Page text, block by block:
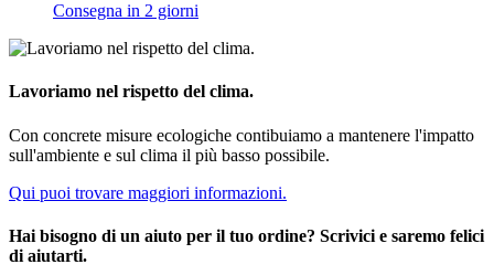
Consegna in 2 giorni
Lavoriamo nel rispetto del clima.
Con concrete misure ecologiche contibuiamo a mantenere l'impatto
sull'ambiente e sul clima il più basso possibile.
Qui puoi trovare maggiori informazioni.
Hai bisogno di un aiuto per il tuo ordine? Scrivici e saremo felici
di aiutarti.